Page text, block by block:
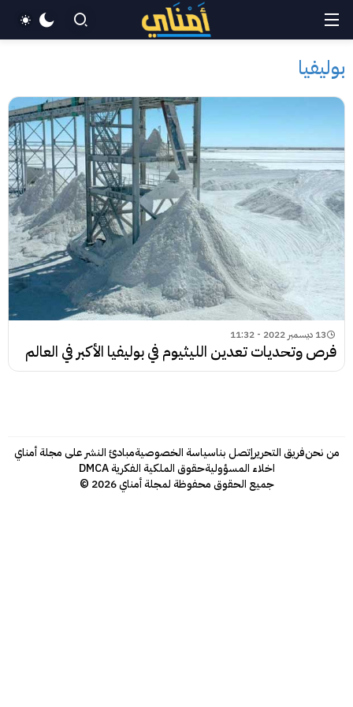
بوليفيا
13 ديسمبر 2022 - 11:32
فرص وتحديات تعدين الليثيوم في بوليفيا الأكبر في العالم
من نحنفريق التحريرإتصل بناسياسة الخصوصيةمبادئ النشر على مجلة أمناي
اخلاء المسؤوليةحقوق الملكية الفكرية DMCA
جميع الحقوق محفوظة لمجلة أمناي 2026 ©